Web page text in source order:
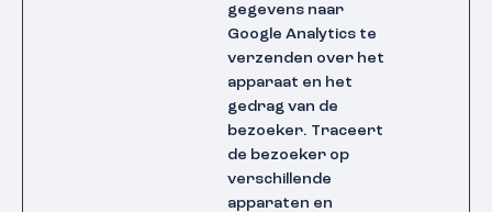
gegevens naar
Google Analytics te
verzenden over het
apparaat en het
gedrag van de
bezoeker. Traceert
de bezoeker op
verschillende
apparaten en